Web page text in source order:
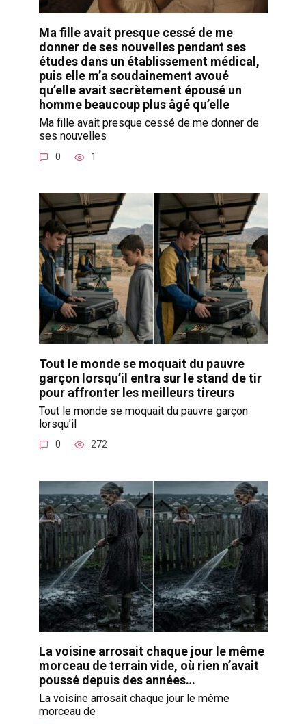
Ma fille avait presque cessé de me
donner de ses nouvelles pendant ses
études dans un établissement médical,
puis elle m’a soudainement avoué
qu’elle avait secrètement épousé un
homme beaucoup plus âgé qu’elle
Ma fille avait presque cessé de me donner de
ses nouvelles
0 1
Tout le monde se moquait du pauvre
garçon lorsqu’il entra sur le stand de tir
pour affronter les meilleurs tireurs
Tout le monde se moquait du pauvre garçon
lorsqu’il
0 272
La voisine arrosait chaque jour le même
morceau de terrain vide, où rien n’avait
poussé depuis des années…
La voisine arrosait chaque jour le même
morceau de